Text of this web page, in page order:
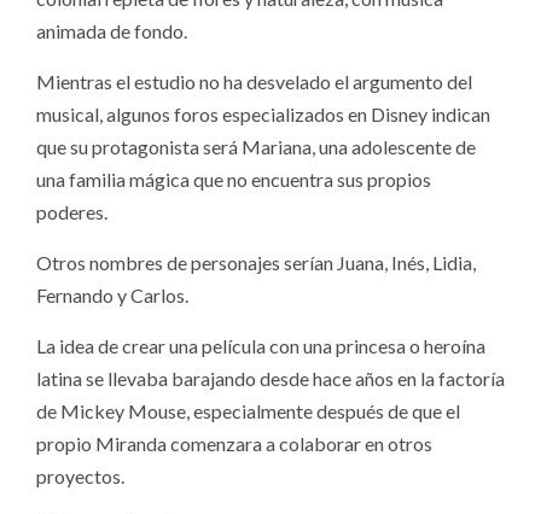
animada de fondo.
Mientras el estudio no ha desvelado el argumento del
musical, algunos foros especializados en Disney indican
que su protagonista será Mariana, una adolescente de
una familia mágica que no encuentra sus propios
poderes.
Otros nombres de personajes serían Juana, Inés, Lidia,
Fernando y Carlos.
La idea de crear una película con una princesa o heroína
latina se llevaba barajando desde hace años en la factoría
de Mickey Mouse, especialmente después de que el
propio Miranda comenzara a colaborar en otros
proyectos.